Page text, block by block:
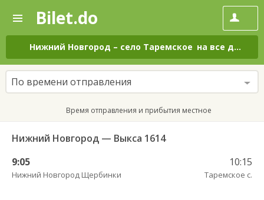
—
Поиск
и
покупка
билетов
на
автобус
онлайн
Bilet.do
Нижний Новгород – село Таремское на все дни
По времени отправления
Время отправления и прибытия местное
Нижний Новгород — Выкса 1614
9:05
Нижний Новгород Щербинки
10:15
Таремское с.